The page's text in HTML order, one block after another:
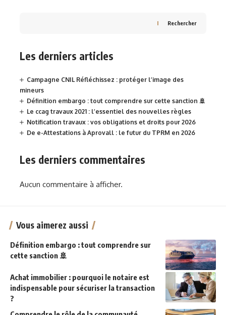
Rechercher
Les derniers articles
Campagne CNIL Réfléchissez : protéger l’image des
mineurs
Définition embargo : tout comprendre sur cette sanction 🚢
Le ccag travaux 2021 : l’essentiel des nouvelles règles
Notification travaux : vos obligations et droits pour 2026
De e-Attestations à Aprovall : le futur du TPRM en 2026
Les derniers commentaires
Aucun commentaire à afficher.
Vous aimerez aussi
Définition embargo : tout comprendre sur
cette sanction 🚢
Achat immobilier : pourquoi le notaire est
indispensable pour sécuriser la transaction
?